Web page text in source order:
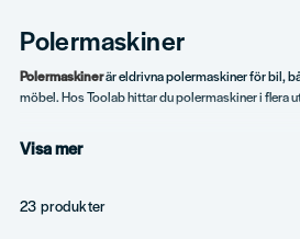
Polermaskiner
Polermaskinerär eldrivna polermaskiner för bil,
möbel. Hos Toolab hittar du polermaskiner i flera
Vårt sortiment
Roterande polermaskiner.
Visa mer
23 produkter